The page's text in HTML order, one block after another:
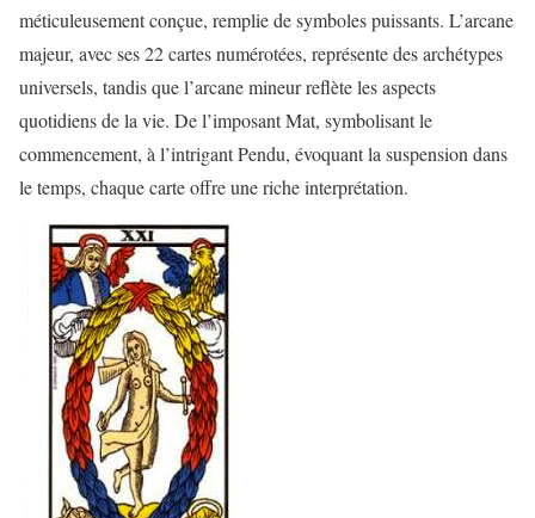
méticuleusement conçue, remplie de symboles puissants. L’arcane
majeur, avec ses 22 cartes numérotées, représente des archétypes
universels, tandis que l’arcane mineur reflète les aspects
quotidiens de la vie. De l’imposant Mat, symbolisant le
commencement, à l’intrigant Pendu, évoquant la suspension dans
le temps, chaque carte offre une riche interprétation.